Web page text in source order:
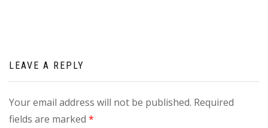
LEAVE A REPLY
Your email address will not be published. Required
fields are marked *